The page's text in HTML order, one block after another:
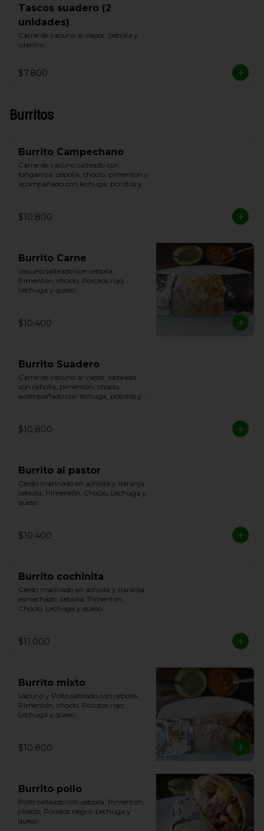
Tascos suadero (2
unidades)
Carne de vacuno al vapor, cebolla y
cilantro.
$7.800
Burritos
Burrito Campechano
Carne de vacuno salteado con
longaniza, cebolla, choclo, pimenton y
acompañado con lechuga, porotos y
$10.800
Burrito Carne
Vacuno salteado con cebolla,
Pimentón, choclo, Porotos rojo,
Lechuga y queso.
$10.400
Burrito Suadero
Carne de vacuno al vapor, salteado
con cebolla, pimenton, choclo
acompañado con lechuga, potoros y
$10.800
Burrito al pastor
Cerdo marinado en achiote y naranja,
cebolla, Pimentón, Choclo, Lechuga y
queso.
$10.400
Burrito cochinita
Cerdo marinado en achiote y naranja
esmechado, cebolla, Pimentón,
Choclo, Lechuga y queso.
$11.000
Burrito mixto
Vacuno y Pollo salteado con cebolla,
Pimentón, choclo, Porotos rojo,
Lechuga y queso.
$10.800
Burrito pollo
Pollo salteado con cebolla, Pimentón,
choclo, Porotos negro  Lechuga y
queso.